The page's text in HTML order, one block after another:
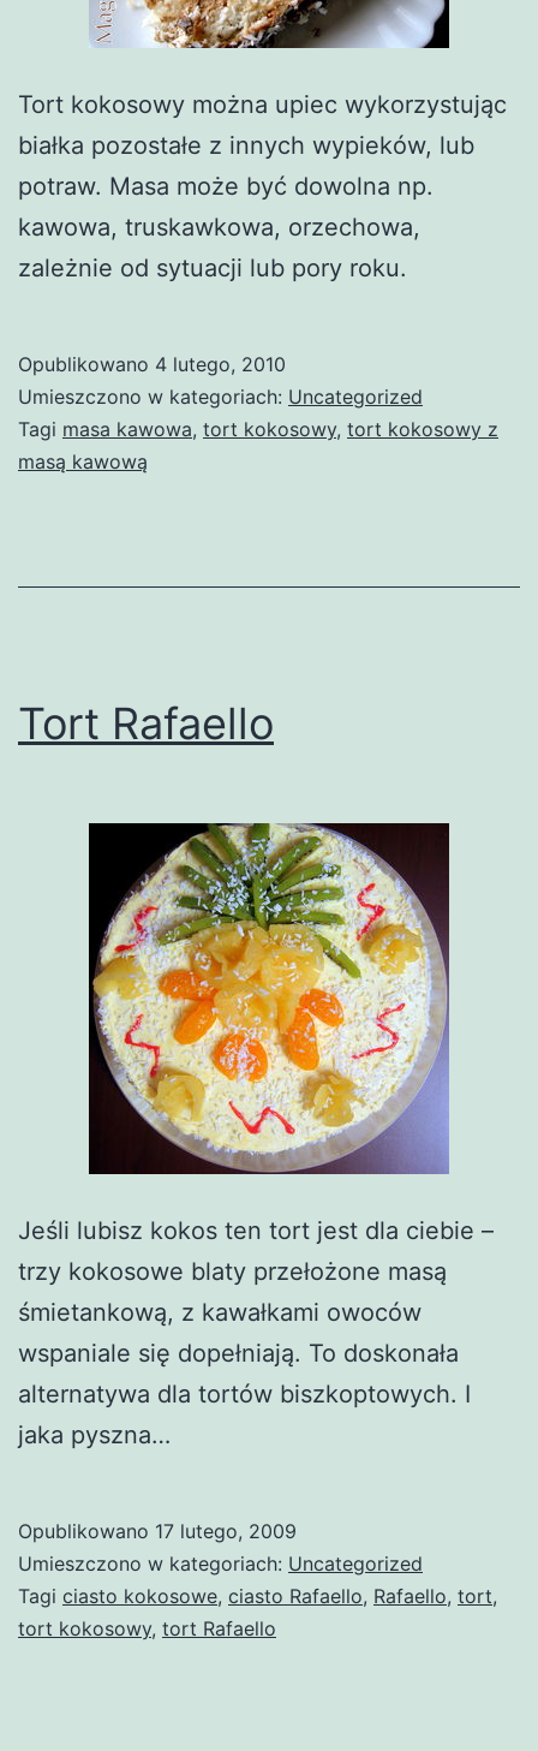
Tort kokosowy można upiec wykorzystując
białka pozostałe z innych wypieków, lub
potraw. Masa może być dowolna np.
kawowa, truskawkowa, orzechowa,
zależnie od sytuacji lub pory roku.
Opublikowano 4 lutego, 2010
Umieszczono w kategoriach: Uncategorized
Tagi masa kawowa, tort kokosowy, tort kokosowy z
masą kawową
Tort Rafaello
Jeśli lubisz kokos ten tort jest dla ciebie –
trzy kokosowe blaty przełożone masą
śmietankową, z kawałkami owoców
wspaniale się dopełniają. To doskonała
alternatywa dla tortów biszkoptowych. I
jaka pyszna…
Opublikowano 17 lutego, 2009
Umieszczono w kategoriach: Uncategorized
Tagi ciasto kokosowe, ciasto Rafaello, Rafaello, tort,
tort kokosowy, tort Rafaello